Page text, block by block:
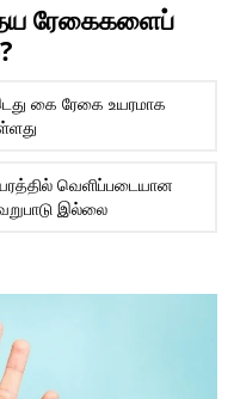
ரேகைகளைப்
கை ரேகை உயரமாக
வெளிப்படையான
இல்லை